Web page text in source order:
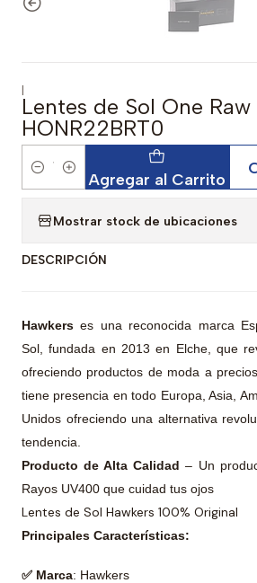
|
Lentes de Sol One
HONR22BRT0
Cantidad Agregar al Carrito
Mostrar stock de ubicaciones
DESCRIPCIÓN
Hawkerses una reconocida marca
Sol, fundada en 2013 en Elche, que
ofreciendo productos de moda a
tiene presencia en todo Europa, Asia,
Unidos ofreciendo una alternativa
tendencia.
Producto de Alta Calidad– Un
Rayos UV400 que cuidad tus ojos
Lentes de Sol Hawkers 100% Original
Principales Características:
✅ Marca: Hawkers